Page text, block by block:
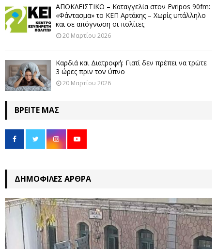
ΑΠΟΚΛΕΙΣΤΙΚΟ – Καταγγελία στον Evripos 90fm:
«Φάντασμα» το ΚΕΠ Αρτάκης – Χωρίς υπάλληλο
και σε απόγνωση οι πολίτες
20 Μαρτίου 2026
Καρδιά και Διατροφή: Γιατί δεν πρέπει να τρώτε
3 ώρες πριν τον ύπνο
20 Μαρτίου 2026
ΒΡΕΊΤΕ ΜΑΣ
ΔΗΜΟΦΙΛΈΣ ΆΡΘΡΑ